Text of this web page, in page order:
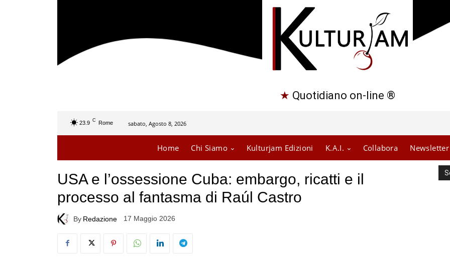
★ Quotidiano on-line ®
23.9 C Rome sabato, Agosto 8, 2026
Home Chi Siamo Kulturjam Edizioni K.A.I. Collabora Newsletter
USA e l’ossessione Cuba: embargo, ricatti e il
processo al fantasma di Raúl Castro
By Redazione 17 Maggio 2026